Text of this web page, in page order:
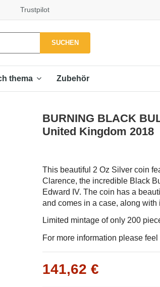
Trustpilot
SUCHEN
thema Zubehör
BURNING BLACK
United Kingdom 2018
This beautiful 2 Oz Silver coin
Clarence, the incredible Black
Edward IV. The coin has a
and comes in a case, along
Limited mintage of only 200
For more information please feel
141,62 €